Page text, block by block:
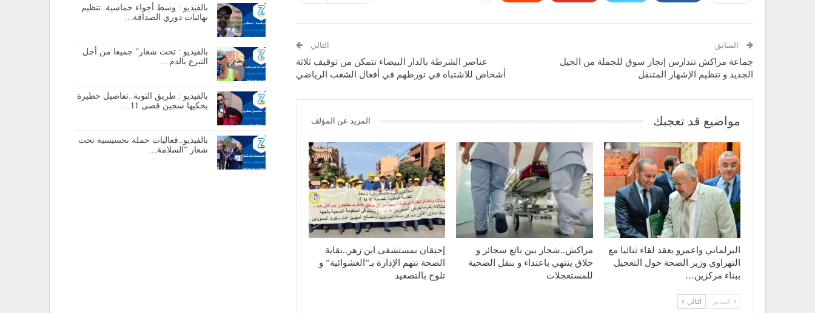
السابق
جماعة مراكش تتدارس إنجاز سوق للجملة من الجيل
الجديد و تنظيم الإشهار المتنقل
التالي
عناصر الشرطة بالدار البيضاء تتمكن من توقيف ثلاثة
أشخاص للاشتباه في تورطهم في أفعال الشغب الرياضي
مواضيع قد تعجبك المزيد عن المؤلف
البرلماني واعمرو يعقد لقاء ثنائيا مع
التهراوي وزير الصحة حول التعجيل
ببناء مركزين…
مراكش..شجار بين بائع سجائر و
حلاق ينتهي باعتداء و بنقل الضحية
للمستعجلات
إحتقان بمستشفى ابن زهر..نقابة
الصحة تتهم الإدارة بـ”العشوائية” و
تلوح بالتصعيد
السابق التالي
بالفيديو : وسط أجواء حماسية..تنظيم
نهائيات دوري الصداقة…
بالفيديو : تحت شعار” جميعا من أجل
التبرع بالدم…
بالفيديو : طريق التوبة..تفاصيل خطيرة
يحكيها سجين قضى 11…
بالفيديو..فعاليات حملة تحسيسية تحت
شعار “السلامة…